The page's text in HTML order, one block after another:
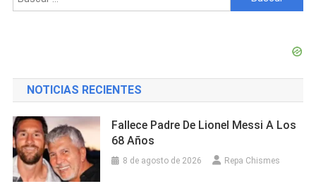
NOTICIAS RECIENTES
Fallece Padre De Lionel Messi A Los
68 Años
8 de agosto de 2026 Repa Chismes